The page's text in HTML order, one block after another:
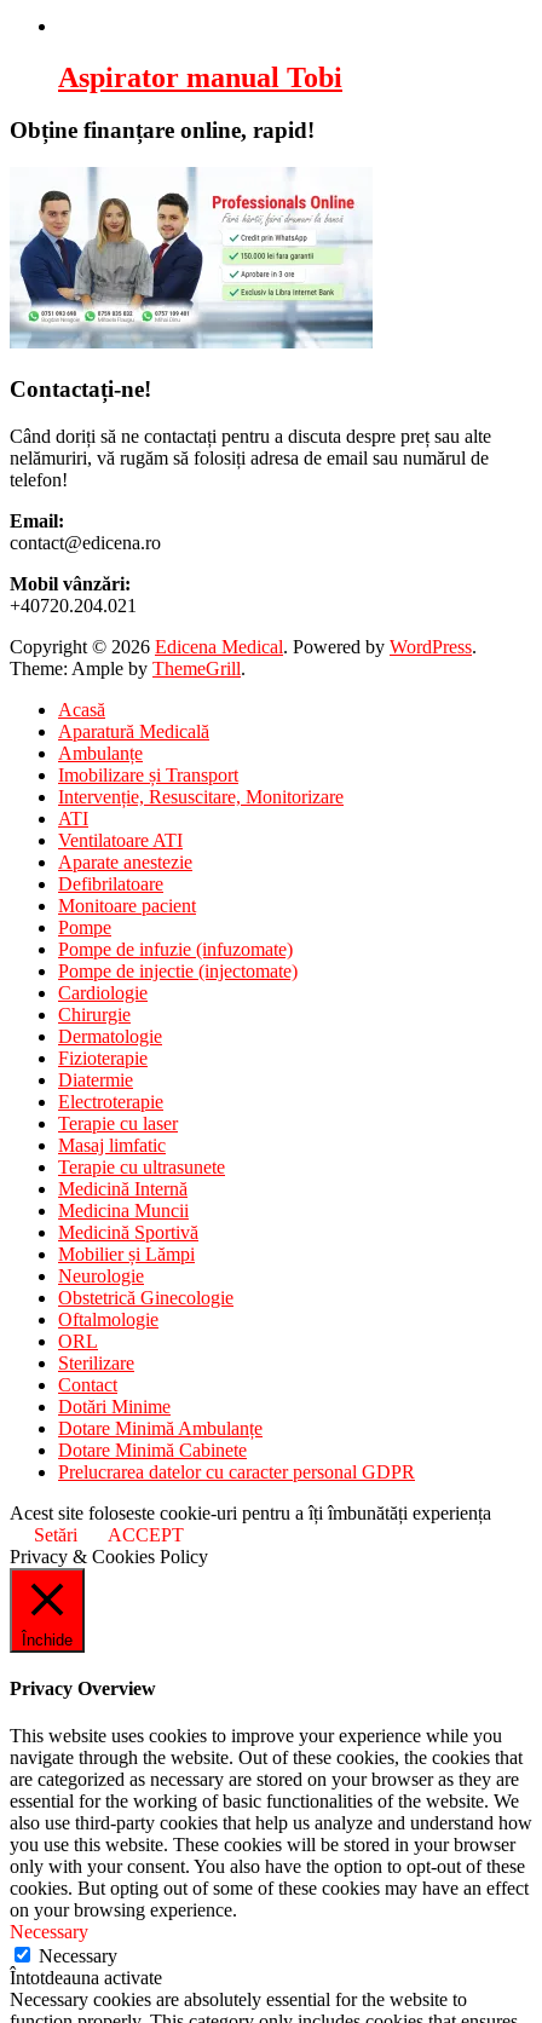
Aspirator manual Tobi
Obține finanțare online, rapid!
Contactați-ne!
Când doriți să ne contactați pentru a discuta despre preț sau alte
nelămuriri, vă rugăm să folosiți adresa de email sau numărul de
telefon!
Email:
contact@edicena.ro
Mobil vânzări:
+40720.204.021
Copyright © 2026 Edicena Medical. Powered by WordPress.
Theme: Ample by ThemeGrill.
Acasă
Aparatură Medicală
Ambulanțe
Imobilizare și Transport
Intervenție, Resuscitare, Monitorizare
ATI
Ventilatoare ATI
Aparate anestezie
Defibrilatoare
Monitoare pacient
Pompe
Pompe de infuzie (infuzomate)
Pompe de injectie (injectomate)
Cardiologie
Chirurgie
Dermatologie
Fizioterapie
Diatermie
Electroterapie
Terapie cu laser
Masaj limfatic
Terapie cu ultrasunete
Medicină Internă
Medicina Muncii
Medicină Sportivă
Mobilier și Lămpi
Neurologie
Obstetrică Ginecologie
Oftalmologie
ORL
Sterilizare
Contact
Dotări Minime
Dotare Minimă Ambulanțe
Dotare Minimă Cabinete
Prelucrarea datelor cu caracter personal GDPR
Acest site foloseste cookie-uri pentru a îți îmbunătăți experiența
Setări
ACCEPT
Privacy & Cookies Policy
Închide
Privacy Overview
This website uses cookies to improve your experience while you
navigate through the website. Out of these cookies, the cookies that
are categorized as necessary are stored on your browser as they are
essential for the working of basic functionalities of the website. We
also use third-party cookies that help us analyze and understand how
you use this website. These cookies will be stored in your browser
only with your consent. You also have the option to opt-out of these
cookies. But opting out of some of these cookies may have an effect
on your browsing experience.
Necessary
Necessary
Întotdeauna activate
Necessary cookies are absolutely essential for the website to